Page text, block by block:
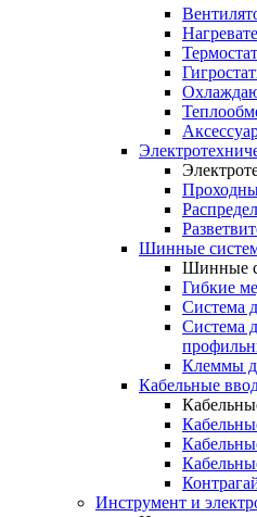
Шинные
Шинные
Гибкие
Система
Система
Клеммы
Кабельные
Инструмент и